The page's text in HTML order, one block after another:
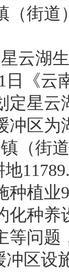
（街
日《
定星
冲区
（街
种植业
化种
等问题
冲区设